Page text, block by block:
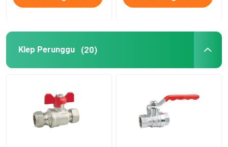
Katup Keran
KATUP BOLA
Gerbang katup
Klep Perunggu (20)